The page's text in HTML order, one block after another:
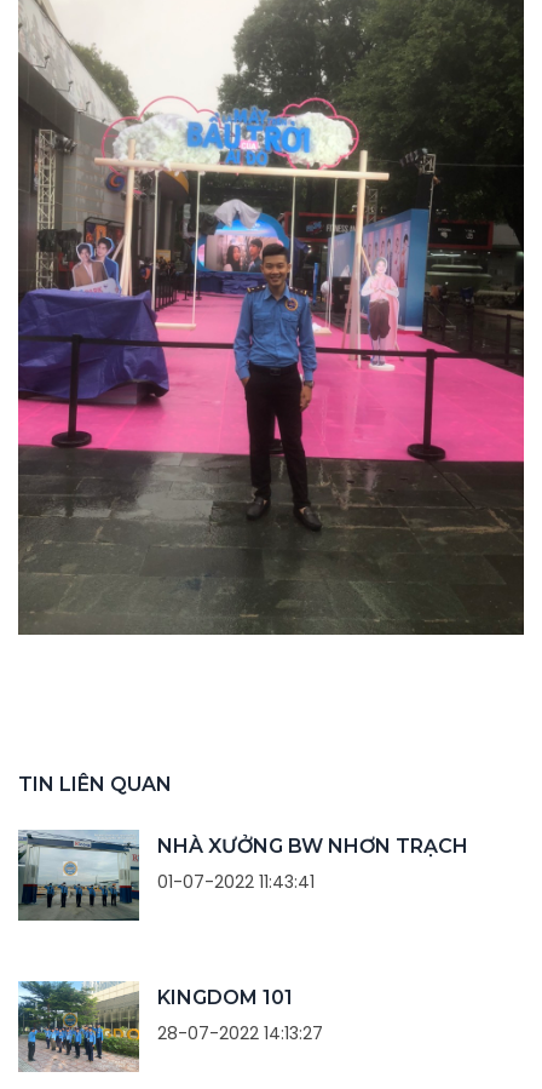
TIN LIÊN QUAN
NHÀ XƯỞNG BW NHƠN TRẠCH
01-07-2022 11:43:41
KINGDOM 101
28-07-2022 14:13:27